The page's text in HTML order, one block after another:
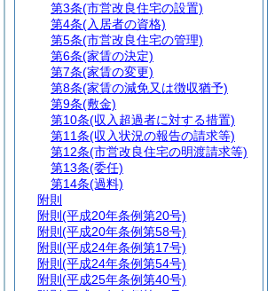
第3条(市営改良住宅の設置)
第4条(入居者の資格)
第5条(市営改良住宅の管理)
第6条(家賃の決定)
第7条(家賃の変更)
第8条(家賃の減免又は徴収猶予)
第9条(敷金)
第10条(収入超過者に対する措置)
第11条(収入状況の報告の請求等)
第12条(市営改良住宅の明渡請求等)
第13条(委任)
第14条(過料)
附則
附則 (平成20年条例第20号)
附則 (平成20年条例第58号)
附則 (平成24年条例第17号)
附則 (平成24年条例第54号)
附則 (平成25年条例第40号)